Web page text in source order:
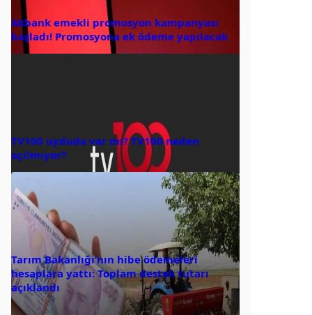
Akbank emekli promosyon kampanyası
başladı! Promosyona ek ödeme yapılacak
TV100 uyduda var mı? TV100 neden
açılmıyor?
Tarım Bakanlığı’nın hibe ödemeleri
hesaplara yattı: Toplam destek tutarı
açıklandı